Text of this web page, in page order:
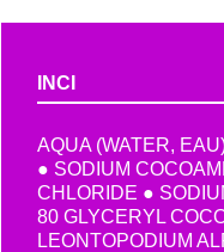
INCI
AQUA (WATER,
● SODIUM
CHLORIDE ●
80 GLYCERYL
LEONTOPODIUM